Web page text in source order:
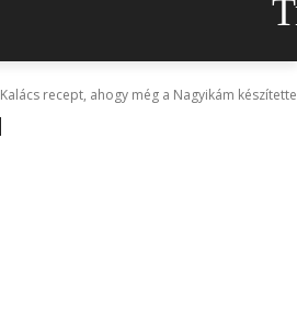
Kalács recept, ahogy még a Nagyikám készítette